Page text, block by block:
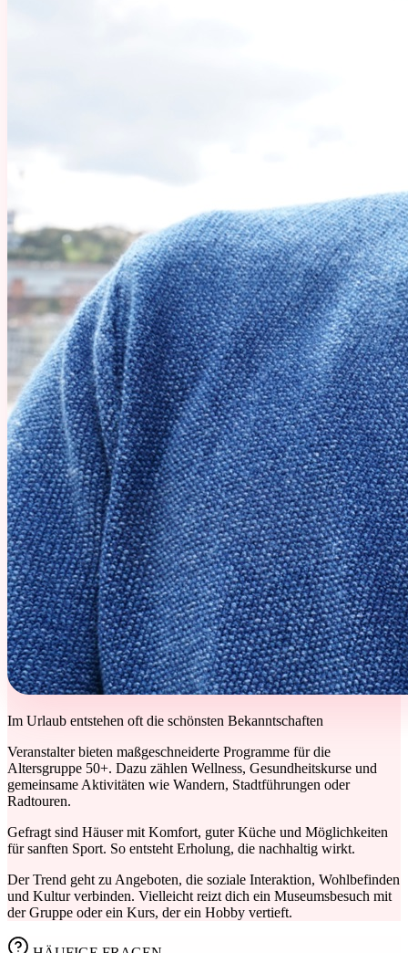
Im Urlaub entstehen oft die schönsten Bekanntschaften
Veranstalter bieten maßgeschneiderte Programme für die
Altersgruppe 50+. Dazu zählen Wellness, Gesundheitskurse und
gemeinsame Aktivitäten wie Wandern, Stadtführungen oder
Radtouren.
Gefragt sind Häuser mit Komfort, guter Küche und Möglichkeiten
für sanften Sport. So entsteht Erholung, die nachhaltig wirkt.
Der Trend geht zu Angeboten, die soziale Interaktion, Wohlbefinden
und Kultur verbinden. Vielleicht reizt dich ein Museumsbesuch mit
der Gruppe oder ein Kurs, der ein Hobby vertieft.